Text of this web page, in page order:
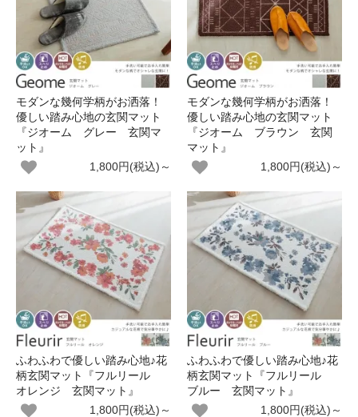
モダンな幾何学柄がお洒落！
優しい踏み心地の玄関マット
『ジオーム グレー 玄関マ
ット』
1,800円(税込)～
モダンな幾何学柄がお洒落！
優しい踏み心地の玄関マット
『ジオーム ブラウン 玄関
マット』
1,800円(税込)～
ふわふわで優しい踏み心地♪花
柄玄関マット『フルリール
オレンジ 玄関マット』
1,800円(税込)～
ふわふわで優しい踏み心地♪花
柄玄関マット『フルリール
ブルー 玄関マット』
1,800円(税込)～